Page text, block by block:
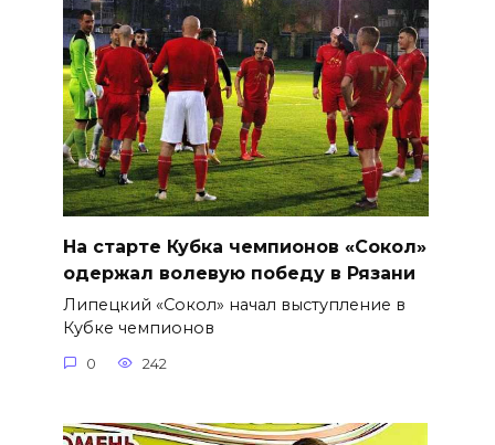
На старте Кубка чемпионов «Сокол»
одержал волевую победу в Рязани
Липецкий «Сокол» начал выступление в
Кубке чемпионов
0 242